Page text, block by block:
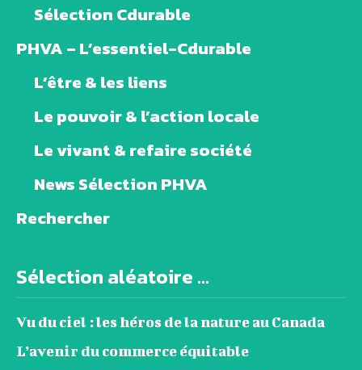
Sélection Cdurable
PHVA – L’essentiel-Cdurable
L’être & les liens
Le pouvoir & l’action locale
Le vivant & refaire société
News Sélection PHVA
Rechercher
Sélection aléatoire ...
Vu du ciel : les héros de la nature au Canada
L’avenir du commerce équitable